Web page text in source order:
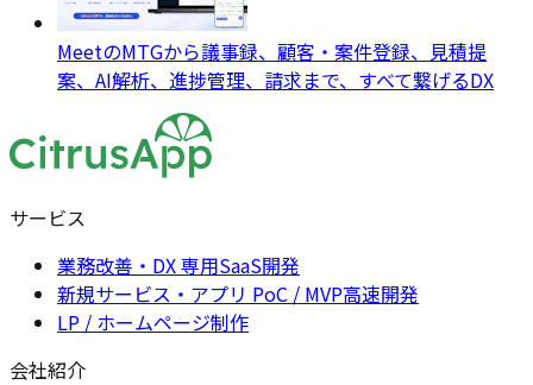
MeetのMTGから議事録、顧客・案件登録、見積提
案、AI解析、進捗管理、請求まで、すべて繋げるDX
サービス
業務改善・DX 専用SaaS開発
新規サービス・アプリ PoC / MVP高速開発
LP / ホームページ制作
会社紹介